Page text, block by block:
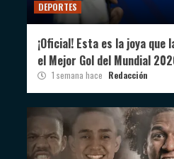
DEPORTES
¡Oficial! Esta es la joya que
el Mejor Gol del Mundial
1 semana hace Redacción